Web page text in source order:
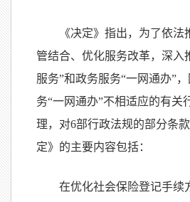
《决定》指出，为了依
管结合、优化服务改革，深入
服务”和政务服务“一网通办”
务“一网通办”不相适应的有关
理，对6部行政法规的部分条
定》的主要内容包括：
在优化社会保险登记手续